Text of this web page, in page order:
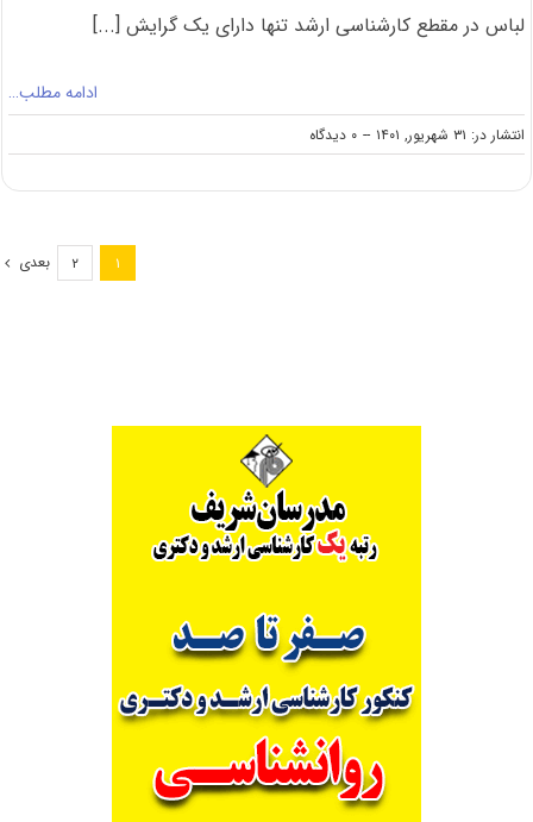
لباس در مقطع کارشناسی ارشد تنها دارای یک گرایش [...]
ادامه مطلب…
انتشار در: ۳۱ شهریور, ۱۴۰۱ -- ۰ دیدگاه
on
گرایش
۱ ۲ بعدی